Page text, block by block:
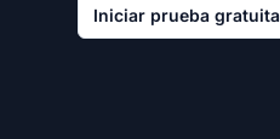
Iniciar prueba gratuita